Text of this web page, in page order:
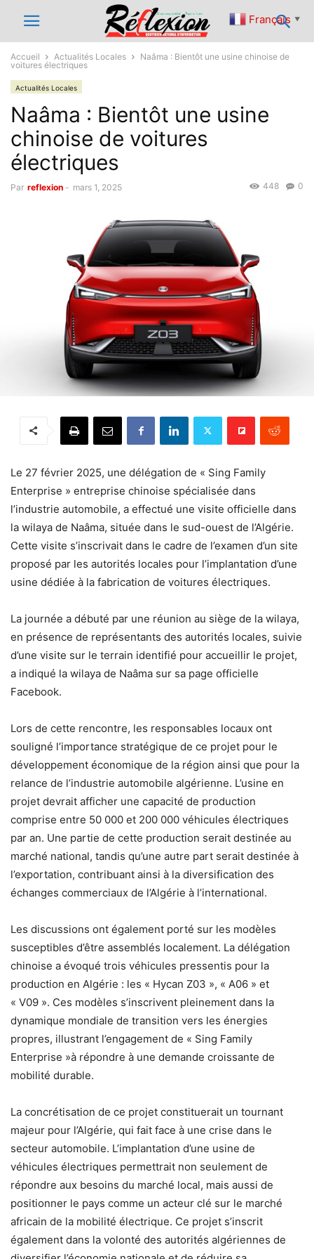
Accueil Actualités Locales
Naâma : Bientôt une usine chinoise de
voitures électriques
Actualités Locales
Naâma : Bientôt une usine
chinoise de voitures
électriques
Par reflexion - mars 1, 2025 0
448
Le 27 février 2025, une délégation de « Sing Family
Enterprise » entreprise chinoise spécialisée dans
l’industrie automobile, a effectué une visite officielle dans
la wilaya de Naâma, située dans le sud-ouest de l’Algérie.
Cette visite s’inscrivait dans le cadre de l’examen d’un site
proposé par les autorités locales pour l’implantation d’une
usine dédiée à la fabrication de voitures électriques.
La journée a débuté par une réunion au siège de la wilaya,
en présence de représentants des autorités locales, suivie
d’une visite sur le terrain identifié pour accueillir le projet,
a indiqué la wilaya de Naâma sur sa page officielle
Facebook.
Lors de cette rencontre, les responsables locaux ont
souligné l’importance stratégique de ce projet pour le
développement économique de la région ainsi que pour la
relance de l’industrie automobile algérienne. L’usine en
projet devrait afficher une capacité de production
comprise entre 50 000 et 200 000 véhicules électriques
par an. Une partie de cette production serait destinée au
marché national, tandis qu’une autre part serait destinée à
l’exportation, contribuant ainsi à la diversification des
échanges commerciaux de l’Algérie à l’international.
Les discussions ont également porté sur les modèles
susceptibles d’être assemblés localement. La délégation
chinoise a évoqué trois véhicules pressentis pour la
production en Algérie : les « Hycan Z03 », « A06 » et
« V09 ». Ces modèles s’inscrivent pleinement dans la
dynamique mondiale de transition vers les énergies
propres, illustrant l’engagement de « Sing Family
Enterprise »à répondre à une demande croissante de
mobilité durable.
La concrétisation de ce projet constituerait un tournant
majeur pour l’Algérie, qui fait face à une crise dans le
secteur automobile. L’implantation d’une usine de
véhicules électriques permettrait non seulement de
répondre aux besoins du marché local, mais aussi de
positionner le pays comme un acteur clé sur le marché
africain de la mobilité électrique. Ce projet s’inscrit
également dans la volonté des autorités algériennes de
Français ▼